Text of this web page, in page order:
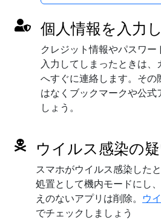
個人情報を入力
クレジット情報やパスワ
入力してしまったときは
へすぐに連絡します。そ
はなくブックマークや公式
しょう。
ウイルス感染の
スマホがウイルス感染した
処置として機内モードにし
えのないアプリは削除。 ウ
でチェックしましょう